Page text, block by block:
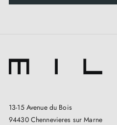
13-15 Avenue du Bois
94430 Chennevieres sur Marne